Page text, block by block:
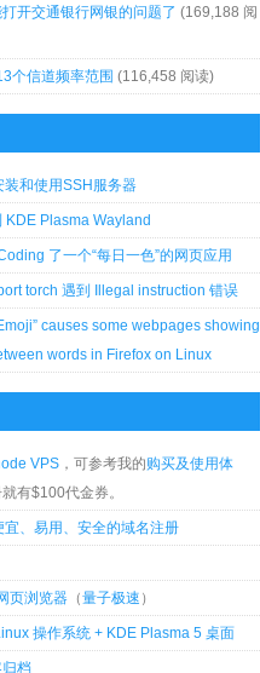
开交通银行网银的问题了 (169,188 阅
个信道频率范围 (116,458 阅读)
和使用SSH服务器
KDE Plasma Wayland
了一个“每日一色”的网页应用
torch 遇到 Illegal instruction 错误
causes some webpages showing
words in Firefox on Linux
VPS ，可参考我的购买及使用体
有$100代金券。
宜、易用、安全的域名注册
页浏览器 （量子极速 ）
操作系统 + KDE Plasma 5 桌面
档